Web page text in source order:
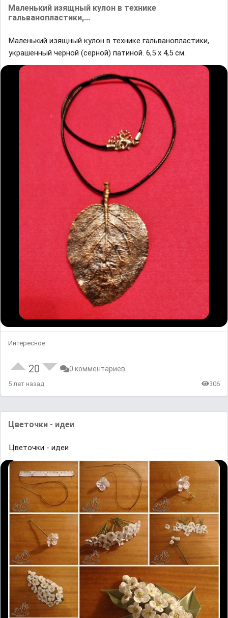
Маленький изящный кулон в технике
гальванопластики,...
Маленький изящный кулон в технике гальванопластики,
украшенный черной (серной) патиной. 6,5 х 4,5 см.
Интересное
20 0 комментариев
5 лет назад 306
Цветочки - идеи
Цветочки - идеи